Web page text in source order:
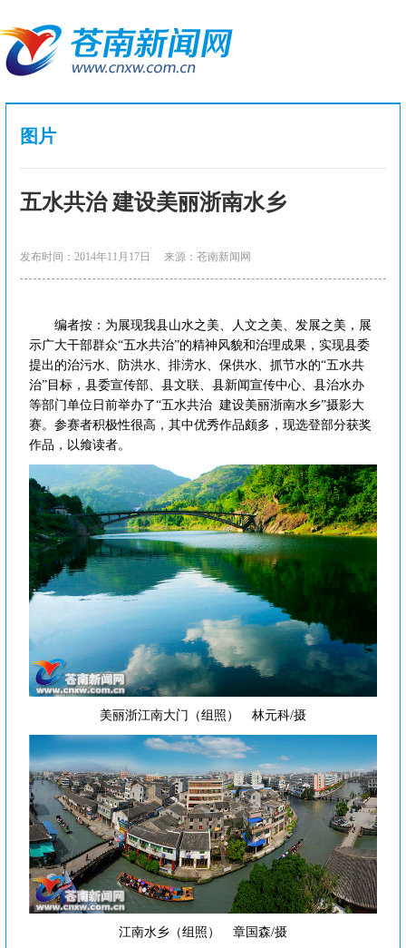
图片
五水共治 建设美丽浙南水乡
发布时间：2014年11月17日 来源：苍南新闻网
编者按：为展现我县山水之美、人文之美、发展之美，展
示广大干部群众“五水共治”的精神风貌和治理成果，实现县委
提出的治污水、防洪水、排涝水、保供水、抓节水的“五水共
治”目标，县委宣传部、县文联、县新闻宣传中心、县治水办
等部门单位日前举办了“五水共治 建设美丽浙南水乡”摄影大
赛。参赛者积极性很高，其中优秀作品颇多，现选登部分获奖
作品，以飨读者。
美丽浙江南大门（组照） 林元科/摄
江南水乡（组照） 章国森/摄